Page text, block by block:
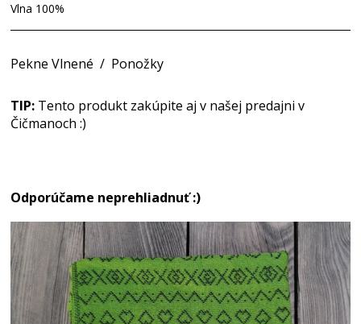
Vlna 100%
Pekne Vlnené / Ponožky
TIP: Tento produkt zakúpite aj v našej predajni v
Čičmanoch :)
Odporúčame neprehliadnuť :)